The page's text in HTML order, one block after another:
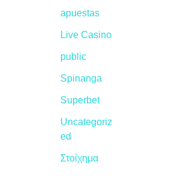
apuestas
Live Casino
public
Spinanga
Superbet
Uncategoriz
ed
Στοίχημα